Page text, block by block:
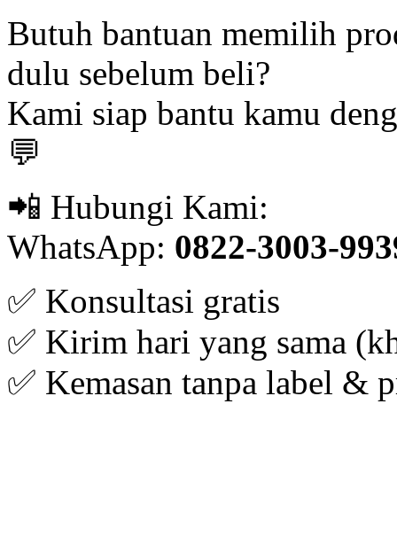
Butuh bantuan memilih
dulu sebelum beli?
Kami siap bantu kamu
💬
📲 Hubungi Kami:
WhatsApp: 0822-3003-
✅ Konsultasi gratis
✅ Kirim hari yang sama
✅ Kemasan tanpa label &